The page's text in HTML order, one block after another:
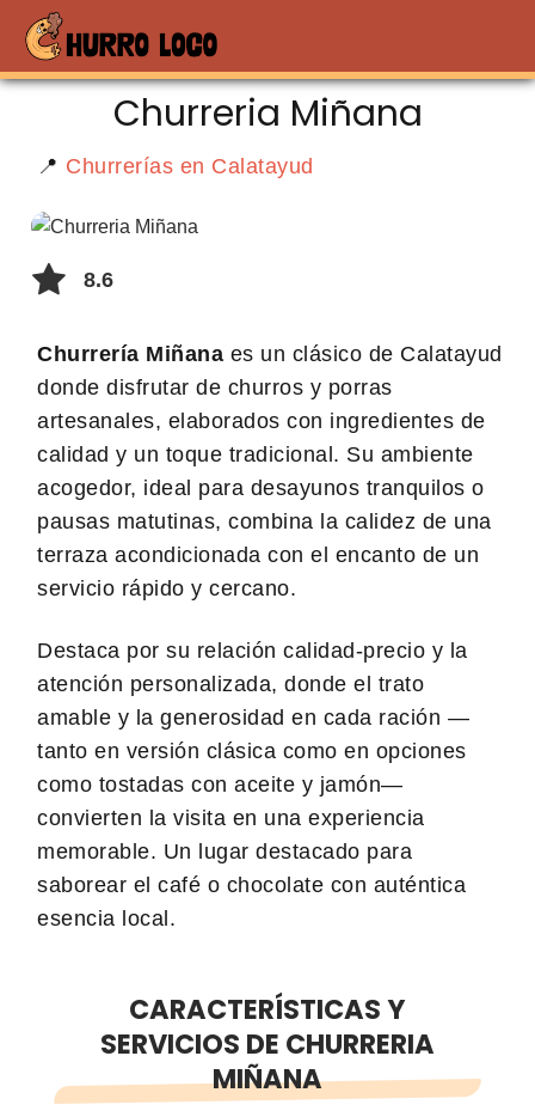
Churreria Miñana
📍 Churrerías en Calatayud
8.6
Churrería Miñana es un clásico de Calatayud
donde disfrutar de churros y porras
artesanales, elaborados con ingredientes de
calidad y un toque tradicional. Su ambiente
acogedor, ideal para desayunos tranquilos o
pausas matutinas, combina la calidez de una
terraza acondicionada con el encanto de un
servicio rápido y cercano.
Destaca por su relación calidad-precio y la
atención personalizada, donde el trato
amable y la generosidad en cada ración —
tanto en versión clásica como en opciones
como tostadas con aceite y jamón—
convierten la visita en una experiencia
memorable. Un lugar destacado para
saborear el café o chocolate con auténtica
esencia local.
CARACTERÍSTICAS Y
SERVICIOS DE CHURRERIA
MIÑANA